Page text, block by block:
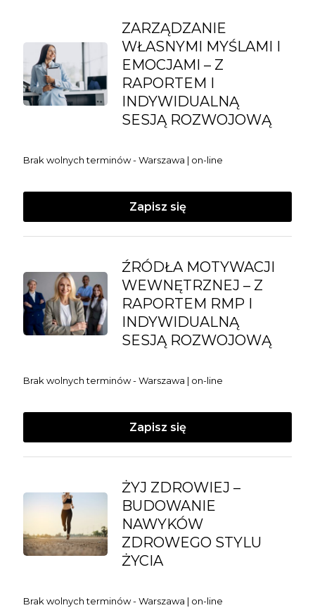
ZARZĄDZANIE
WŁASNYMI MYŚLAMI I
EMOCJAMI – Z
RAPORTEM I
INDYWIDUALNĄ
SESJĄ ROZWOJOWĄ
Brak wolnych terminów - Warszawa | on-line
Zapisz się
ŹRÓDŁA MOTYWACJI
WEWNĘTRZNEJ – Z
RAPORTEM RMP I
INDYWIDUALNĄ
SESJĄ ROZWOJOWĄ
Brak wolnych terminów - Warszawa | on-line
Zapisz się
ŻYJ ZDROWIEJ –
BUDOWANIE
NAWYKÓW
ZDROWEGO STYLU
ŻYCIA
Brak wolnych terminów - Warszawa | on-line